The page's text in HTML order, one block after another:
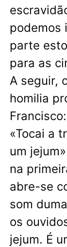
podemos
parte
para as
A seguir,
homilia
Francisco:
«Tocai a
um
na
abre-se
som
os
jejum. É